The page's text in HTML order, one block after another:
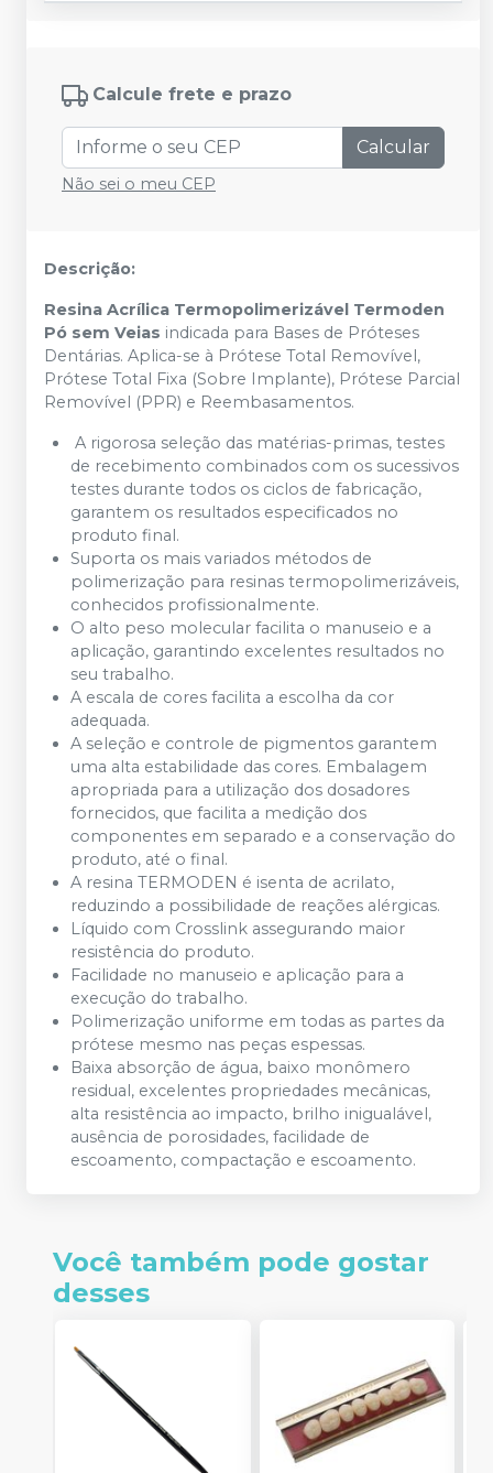
Calcule frete e prazo
Calcular
Não sei o meu CEP
Descrição:
Resina Acrílica Termopolimerizável Termoden
Pó sem Veias indicada para Bases de Próteses
Dentárias. Aplica-se à Prótese Total Removível,
Prótese Total Fixa (Sobre Implante), Prótese Parcial
Removível (PPR) e Reembasamentos.
A rigorosa seleção das matérias-primas, testes
de recebimento combinados com os sucessivos
testes durante todos os ciclos de fabricação,
garantem os resultados especificados no
produto final.
Suporta os mais variados métodos de
polimerização para resinas termopolimerizáveis,
conhecidos profissionalmente.
O alto peso molecular facilita o manuseio e a
aplicação, garantindo excelentes resultados no
seu trabalho.
A escala de cores facilita a escolha da cor
adequada.
A seleção e controle de pigmentos garantem
uma alta estabilidade das cores. Embalagem
apropriada para a utilização dos dosadores
fornecidos, que facilita a medição dos
componentes em separado e a conservação do
produto, até o final.
A resina TERMODEN é isenta de acrilato,
reduzindo a possibilidade de reações alérgicas.
Líquido com Crosslink assegurando maior
resistência do produto.
Facilidade no manuseio e aplicação para a
execução do trabalho.
Polimerização uniforme em todas as partes da
prótese mesmo nas peças espessas.
Baixa absorção de água, baixo monômero
residual, excelentes propriedades mecânicas,
alta resistência ao impacto, brilho inigualável,
ausência de porosidades, facilidade de
escoamento, compactação e escoamento.
Você também pode gostar
desses